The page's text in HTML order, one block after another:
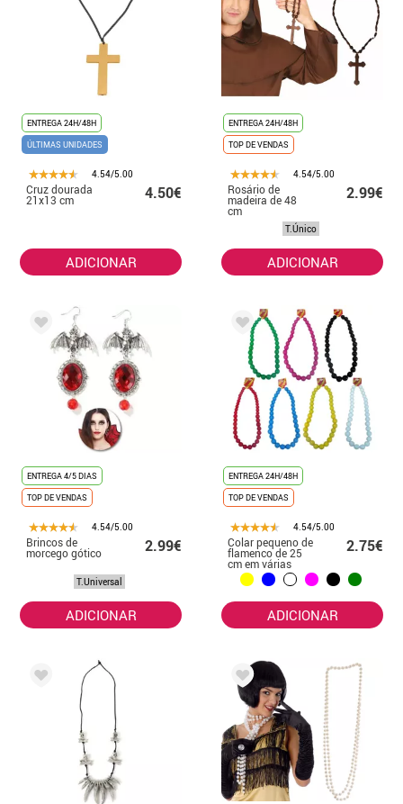
ENTREGA 24H/48H
ÚLTIMAS UNIDADES
4.54/5.00
Cruz dourada
21x13 cm 4.50€
ADICIONAR
ENTREGA 24H/48H
TOP DE VENDAS
4.54/5.00
Rosário de
madeira de 48
cm
2.99€
T.Único
ADICIONAR
ENTREGA 4/5 DIAS
TOP DE VENDAS
4.54/5.00
Brincos de
morcego gótico 2.99€
T.Universal
ADICIONAR
ENTREGA 24H/48H
TOP DE VENDAS
4.54/5.00
Colar pequeno de
flamenco de 25
cm em várias
cores
2.75€
ADICIONAR